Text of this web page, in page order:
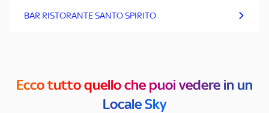
BAR RISTORANTE SANTO SPIRITO
Ecco tutto quello che puoi vedere in un
Locale Sky